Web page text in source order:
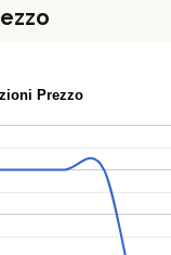
Prezzo